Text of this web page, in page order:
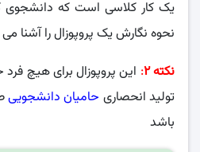
یک کار کلاسی است که دانشجوی
نحوه نگارش یک پروپوزال را آشنا
نکته ۲ : این پروپوزال برای هیچ
تولید انحصاری حامیان دانشجویی
باشد